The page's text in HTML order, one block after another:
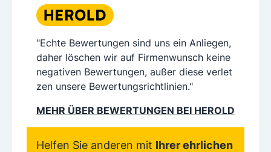
"Echte Bewertungen sind uns ein Anliegen,
daher löschen wir auf Firmenwunsch keine
negativen Bewertungen, außer diese verlet
zen unsere Bewertungsrichtlinien."
MEHR ÜBER BEWERTUNGEN BEI HEROLD
Helfen Sie anderen mit Ihrer ehrlichen